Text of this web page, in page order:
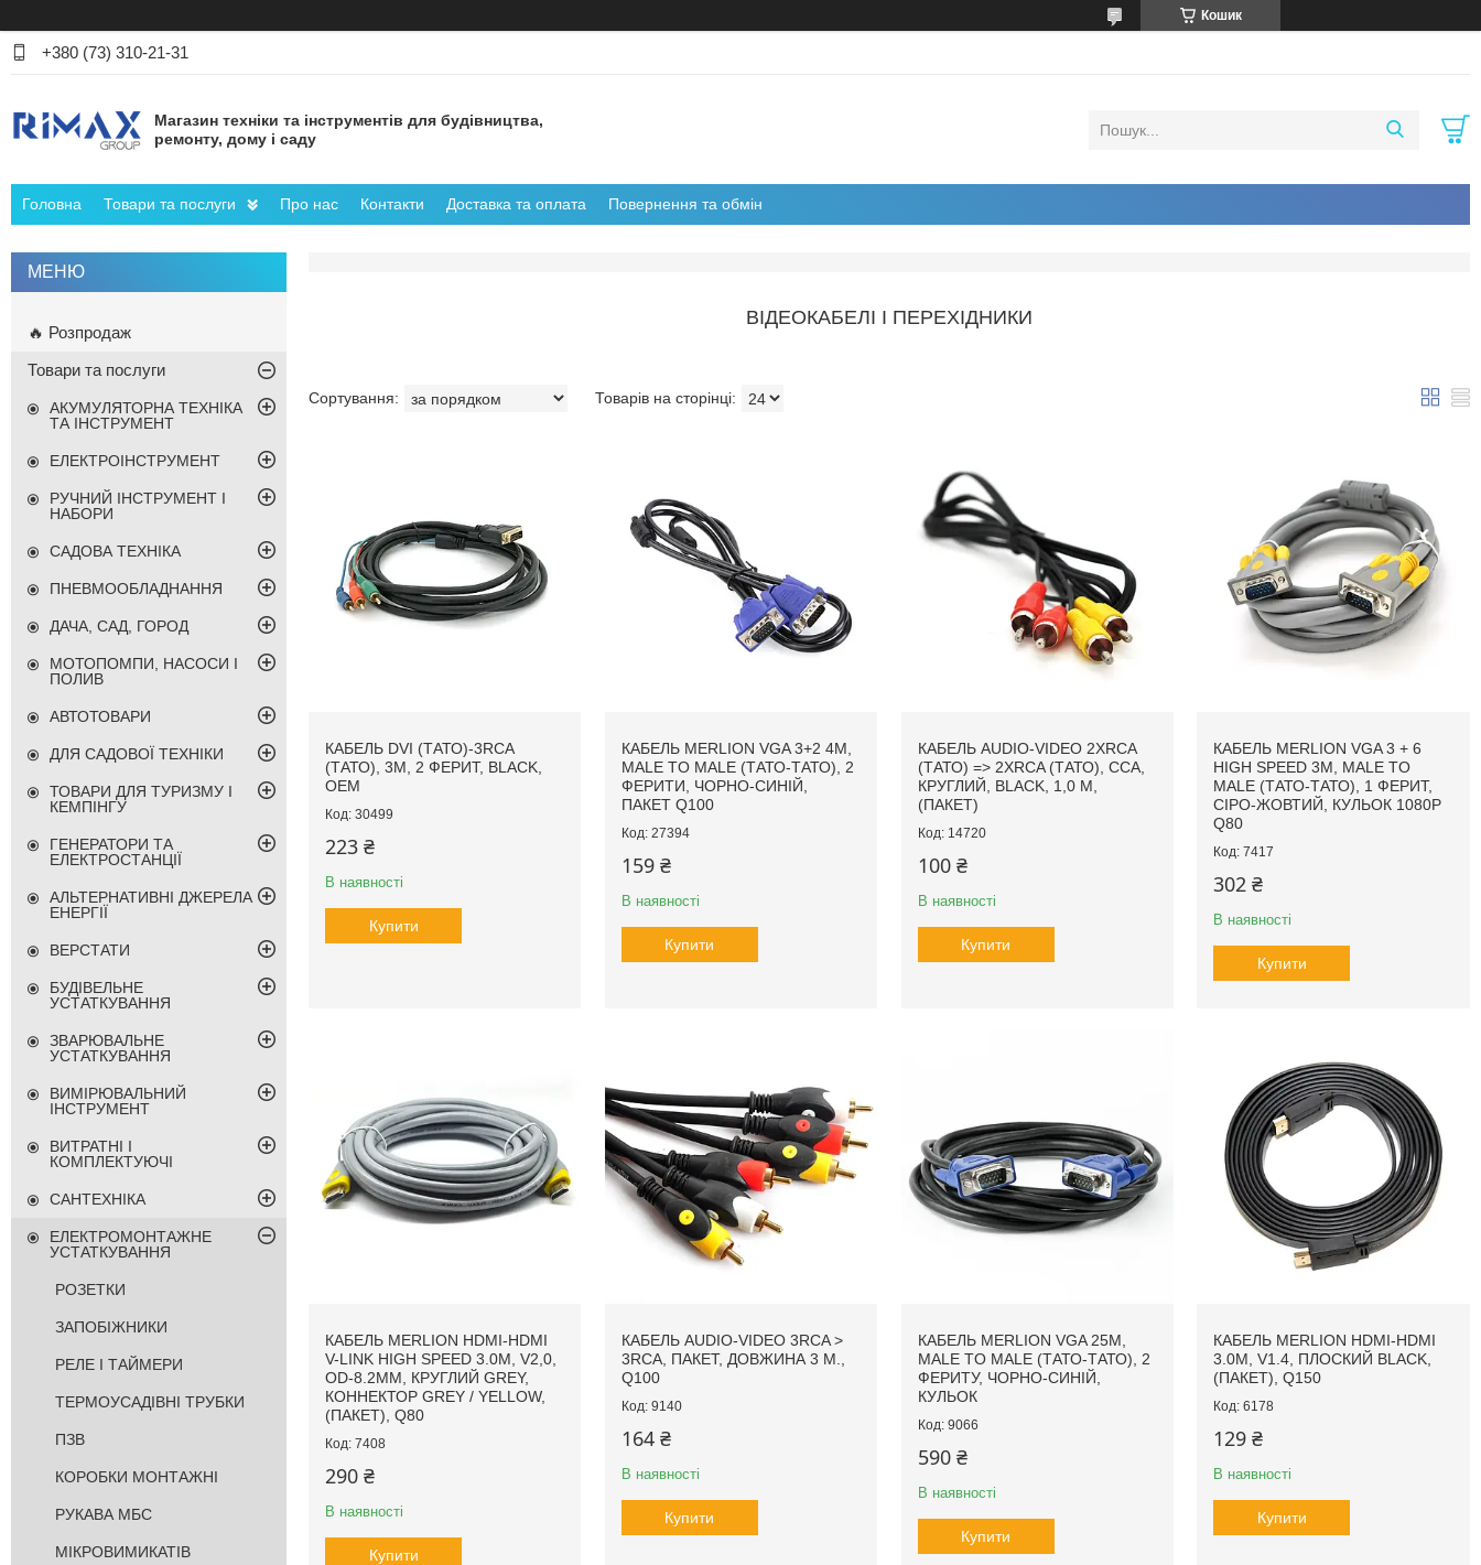
Кошик
+380 (73) 310-21-31
Магазин техніки та інструментів для будівництва,
ремонту, дому і саду
Головна Товари та послуги Про нас Контакти Доставка та оплата Повернення та обмін
ВІДЕОКАБЕЛІ І ПЕРЕХІДНИКИ
КАБЕЛЬ DVI (ТАТО)-3RCA
(ТАТО), 3M, 2 ФЕРИТ, BLACK,
ОЕМ
30499
223 ₴
В наявності
Купити
КАБЕЛЬ MERLION VGA 3+2 4M,
MALE TO MALE (ТАТО-ТАТО), 2
ФЕРИТИ, ЧОРНО-СИНІЙ,
ПАКЕТ Q100
27394
159 ₴
В наявності
Купити
КАБЕЛЬ AUDIO-VIDEO 2ХRCA
(ТАТО) => 2ХRCA (ТАТО), CCA,
КРУГЛИЙ, BLACK, 1,0 М,
(ПАКЕТ)
14720
100 ₴
В наявності
Купити
КАБЕЛЬ MERLION VGA 3 + 6
HIGH SPEED 3M, MALE TO
MALE (ТАТО-ТАТО), 1 ФЕРИТ,
СІРО-ЖОВТИЙ, КУЛЬОК 1080P
Q80
7417
302 ₴
В наявності
Купити
КАБЕЛЬ MERLION HDMI-HDMI
V-LINK HIGH SPEED 3.0M, V2,0,
OD-8.2MM, КРУГЛИЙ GREY,
КОННЕКТОР GREY / YELLOW,
(ПАКЕТ), Q80
7408
290 ₴
В наявності
Купити
КАБЕЛЬ AUDIO-VIDEO 3RCA >
3RCA, ПАКЕТ, ДОВЖИНА 3 М.,
Q100
9140
164 ₴
В наявності
Купити
КАБЕЛЬ MERLION VGA 25M,
MALE TO MALE (ТАТО-ТАТО), 2
ФЕРИТУ, ЧОРНО-СИНІЙ,
КУЛЬОК
9066
590 ₴
В наявності
Купити
КАБЕЛЬ MERLION HDMI-HDMI
3.0M, V1.4, ПЛОСКИЙ BLACK,
(ПАКЕТ), Q150
6178
129 ₴
В наявності
Купити
🔥 Розпродаж
Товари та послуги
АКУМУЛЯТОРНА ТЕХНІКА
ТА ІНСТРУМЕНТ
ЕЛЕКТРОІНСТРУМЕНТ
РУЧНИЙ ІНСТРУМЕНТ І
НАБОРИ
САДОВА ТЕХНІКА
ПНЕВМООБЛАДНАННЯ
ДАЧА, САД, ГОРОД
МОТОПОМПИ, НАСОСИ І
ПОЛИВ
АВТОТОВАРИ
ДЛЯ САДОВОЇ ТЕХНІКИ
ТОВАРИ ДЛЯ ТУРИЗМУ І
КЕМПІНГУ
ГЕНЕРАТОРИ ТА
ЕЛЕКТРОСТАНЦІЇ
АЛЬТЕРНАТИВНІ ДЖЕРЕЛА
ЕНЕРГІЇ
ВЕРСТАТИ
БУДІВЕЛЬНЕ
УСТАТКУВАННЯ
ЗВАРЮВАЛЬНЕ
УСТАТКУВАННЯ
ВИМІРЮВАЛЬНИЙ
ІНСТРУМЕНТ
ВИТРАТНІ І
КОМПЛЕКТУЮЧІ
САНТЕХНІКА
ЕЛЕКТРОМОНТАЖНЕ
УСТАТКУВАННЯ
РОЗЕТКИ
ЗАПОБІЖНИКИ
РЕЛЕ І ТАЙМЕРИ
ТЕРМОУСАДІВНІ ТРУБКИ
ПЗВ
КОРОБКИ МОНТАЖНІ
РУКАВА МБС
МІКРОВИМИКАТІВ